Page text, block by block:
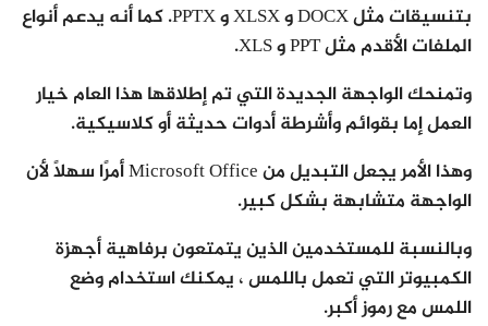
بتنسيقات مثل DOCX و XLSX و PPTX. كما أنه يدعم أنواع
الملفات الأقدم مثل PPT و XLS.
وتمنحك الواجهة الجديدة التي تم إطلاقها هذا العام خيار
العمل إما بقوائم وأشرطة أدوات حديثة أو كلاسيكية.
وهذا الأمر يجعل التبديل من Microsoft Office أمرًا سهلاً لأن
الواجهة متشابهة بشكل كبير.
وبالنسبة للمستخدمين الذين يتمتعون برفاهية أجهزة
الكمبيوتر التي تعمل باللمس ، يمكنك استخدام وضع
اللمس مع رموز أكبر.